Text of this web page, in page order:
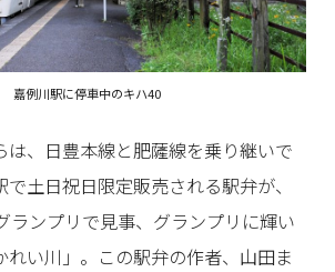
嘉例川駅に停車中のキハ40
は、日豊本線と肥薩線を乗り継いで
土日祝日限定販売される駅弁が、
ランプリで見事、グランプリに輝い
れい川」。この駅弁の作者、山田ま